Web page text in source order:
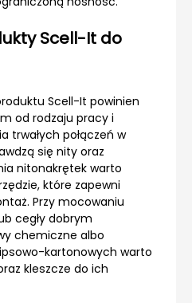
Scell-It do
Scell-It powinien
od rodzaju pracy i
trwałych połączeń w
się nity oraz
nitonakrętek warto
które zapewni
Przy mocowaniu
cegły dobrym
chemiczne albo
kartonowych warto
kleszcze do ich